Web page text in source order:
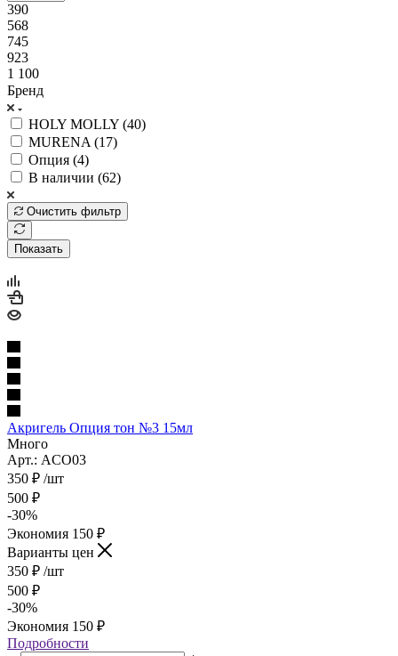
390
568
745
923
1 100
Бренд
HOLY MOLLY (40)
MURENA (17)
Опция (4)
В наличии (62)
Очистить фильтр
Показать
Акригель Опция тон №3 15мл
Много
Арт.: ACO03
350 ₽ /шт
500 ₽
-30%
Экономия 150 ₽
Варианты цен
350 ₽ /шт
500 ₽
-30%
Экономия 150 ₽
Подробности